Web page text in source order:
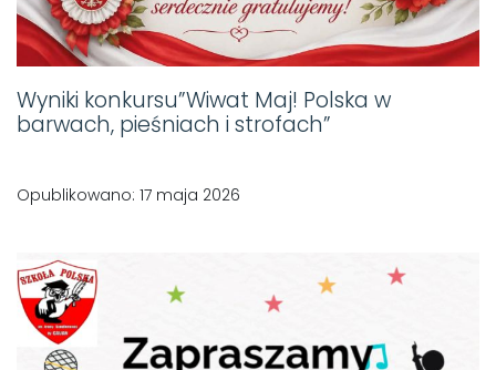
Wyniki konkursu”Wiwat Maj! Polska w
barwach, pieśniach i strofach”
Opublikowano: 17 maja 2026